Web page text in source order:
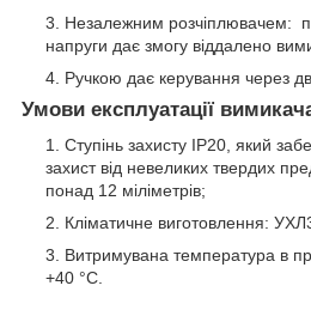
Незалежним розчіплювачем:
напруги дає змогу віддалено
Ручкою дає керування через
Умови експлуатації
Ступінь захисту IP20, який
захист від невеликих твердих
понад 12 міліметрів;
Кліматичне виготовлення:
Витримувана температура в
+40 °C.